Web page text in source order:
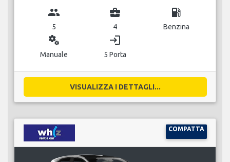
group
5
business_center
4
local_gas_station
Benzina
miscellaneous_services
Manuale
login
5 Porta
VISUALIZZA I DETTAGLI...
COMPATTA